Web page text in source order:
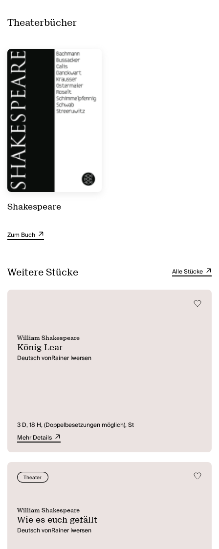
Theaterbücher
Shakespeare
Zum Buch
Weitere Stücke Alle Stücke
William Shakespeare
König Lear
Deutsch vonRainer Iwersen
3 D, 18 H, (Doppelbesetzungen möglich), St
Mehr Details
Theater
William Shakespeare
Wie es euch gefällt
Deutsch vonRainer Iwersen